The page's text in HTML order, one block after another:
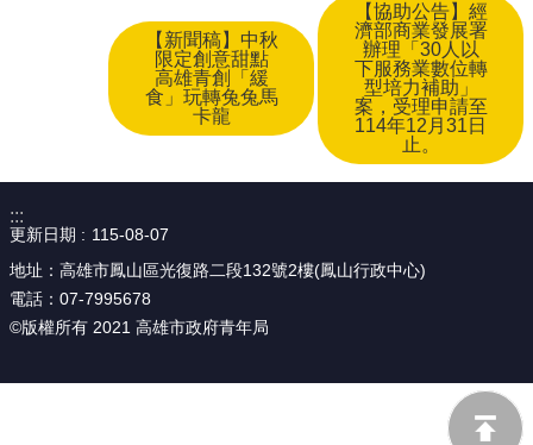
【新聞稿】中秋
限定創意甜點
高雄青創「緩
食」玩轉兔兔馬
卡龍
【協助公告】經
濟部商業發展署
辦理「30人以
下服務業數位轉
型培力補助」
案，受理申請至
114年12月31日
止。
:::
更新日期
115-08-07
地址：高雄市鳳山區光復路二段132號2樓(鳳山行政中心)
電話：07-7995678
©版權所有 2021 高雄市政府青年局